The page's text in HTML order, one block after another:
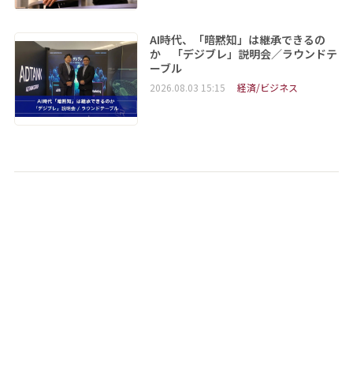
AI時代、「暗黙知」は継承できるの
か 「デジブレ」説明会／ラウンドテ
ーブル
2026.08.03 15:15 経済/ビジネス